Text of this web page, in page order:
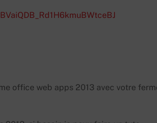
office web apps 2013 avec votre